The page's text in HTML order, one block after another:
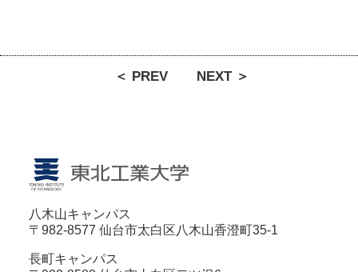
＜ PREV NEXT ＞
八木山キャンパス
〒982-8577 仙台市太白区八木山香澄町35-1
長町キャンパス